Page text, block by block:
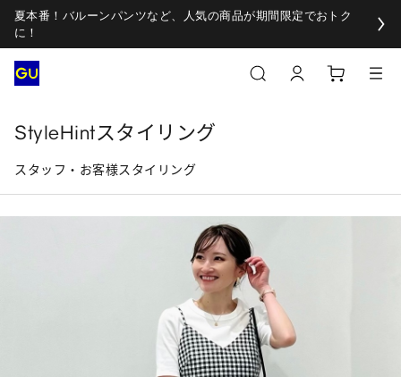
夏本番！バルーンパンツなど、人気の商品が期間限定でおトク
に！
StyleHintスタイリング
スタッフ・お客様スタイリング